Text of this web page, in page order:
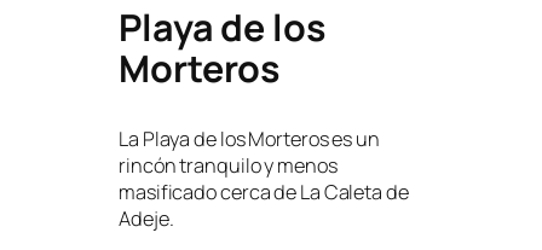
Playa de los
Morteros
La Playa de los Morteros es un
rincón tranquilo y menos
masificado cerca de La Caleta de
Adeje.